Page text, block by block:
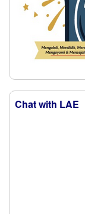
Chat with LAE